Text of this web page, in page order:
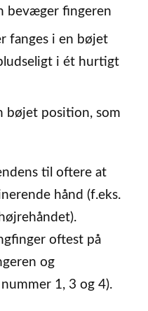
bevæger fingeren
fanges i en bøjet
i ét hurtigt
bøjet position, som
til oftere at
hånd (f.eks.
oftest på
og
1, 3 og 4).